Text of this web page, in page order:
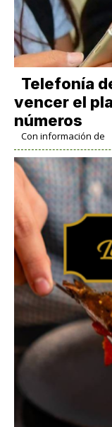
Telefonía
vencer el
números
Con información de